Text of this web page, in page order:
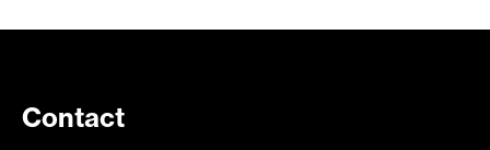
Contact